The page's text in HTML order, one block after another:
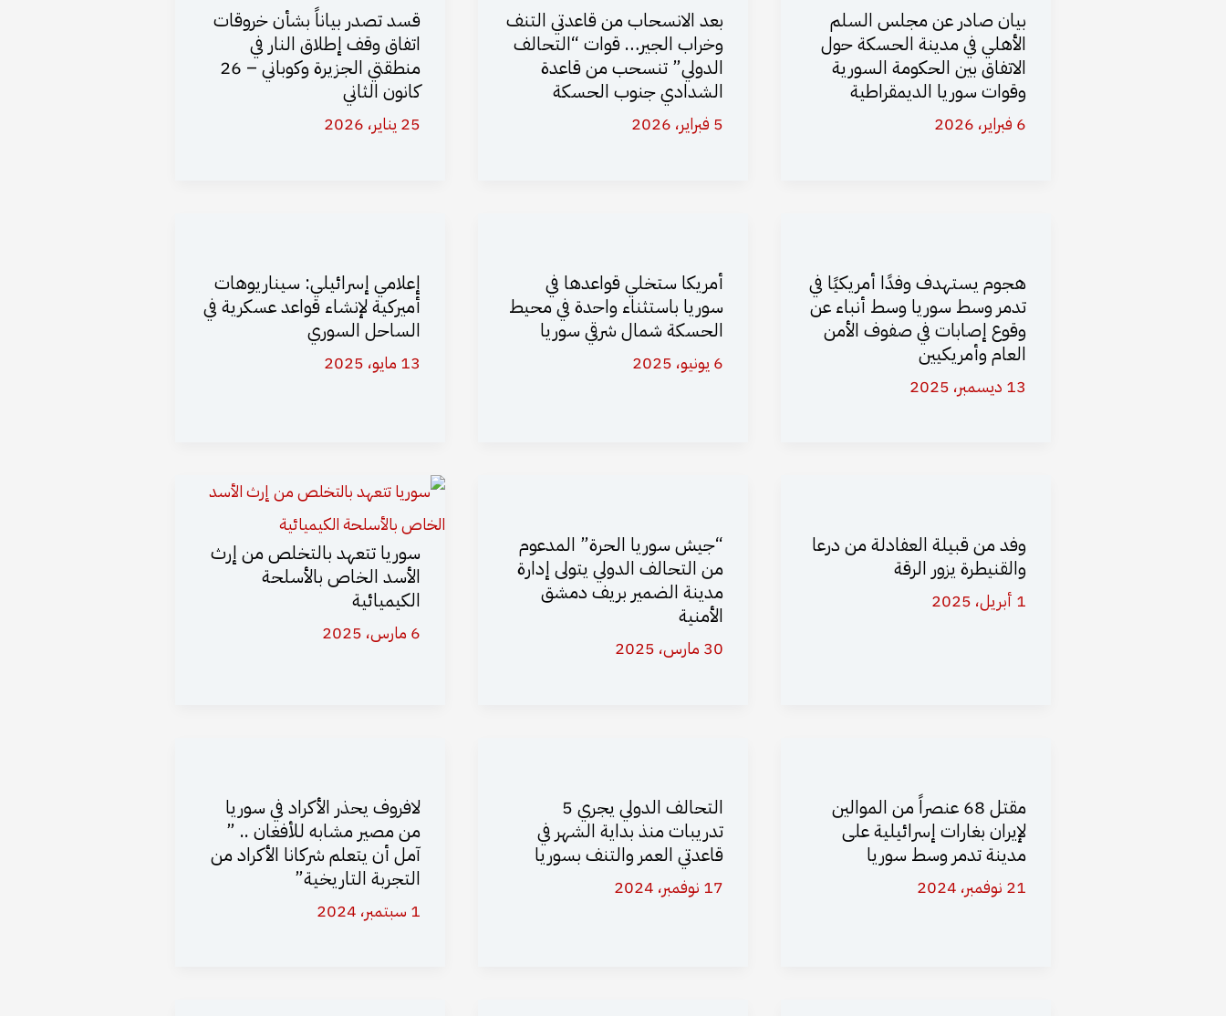
بيان صادر عن مجلس السلم
الأهلي في مدينة الحسكة حول
الاتفاق بين الحكومة السورية
وقوات سوريا الديمقراطية
6 فبراير، 2026
بعد الانسحاب من قاعدتي التنف
وخراب الجير… قوات “التحالف
الدولي” تنسحب من قاعدة
الشدادي جنوب الحسكة
5 فبراير، 2026
قسد تصدر بياناً بشأن خروقات
اتفاق وقف إطلاق النار في
منطقتي الجزيرة وكوباني – 26
كانون الثاني
25 يناير، 2026
هجوم يستهدف وفدًا أمريكيًا في
تدمر وسط سوريا وسط أنباء عن
وقوع إصابات في صفوف الأمن
العام وأمريكيين
13 ديسمبر، 2025
أمريكا ستخلي قواعدها في
سوريا باستثناء واحدة في محيط
الحسكة شمال شرقي سوريا
6 يونيو، 2025
إعلامي إسرائيلي: سيناريوهات
أميركية لإنشاء قواعد عسكرية في
الساحل السوري
13 مايو، 2025
وفد من قبيلة العفادلة من درعا
والقنيطرة يزور الرقة
1 أبريل، 2025
“جيش سوريا الحرة” المدعوم
من التحالف الدولي يتولى إدارة
مدينة الضمير بريف دمشق
الأمنية
30 مارس، 2025
سوريا تتعهد بالتخلص من إرث
الأسد الخاص بالأسلحة
الكيميائية
6 مارس، 2025
مقتل 68 عنصراً من الموالين
لإيران بغارات إسرائيلية على
مدينة تدمر وسط سوريا
21 نوفمبر، 2024
التحالف الدولي يجري 5
تدريبات منذ بداية الشهر في
قاعدتي العمر والتنف بسوريا
17 نوفمبر، 2024
لافروف يحذر الأكراد في سوريا
من مصير مشابه للأفغان .. ”
آمل أن يتعلم شركانا الأكراد من
التجربة التاريخية”
1 سبتمبر، 2024